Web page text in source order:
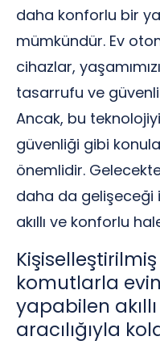
daha konforlu bir
mümkündür. Ev
cihazlar,
tasarrufu ve
Ancak, bu
güvenliği gibi
önemlidir.
daha da gelişeceği
akıllı ve konforlu
Kişiselleştirilmiş
komutlarla
yapabilen
aracılığıyla